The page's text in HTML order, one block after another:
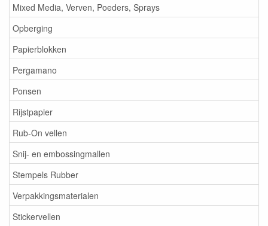
Mixed Media, Verven, Poeders, Sprays
Opberging
Papierblokken
Pergamano
Ponsen
Rijstpapier
Rub-On vellen
Snij- en embossingmallen
Stempels Rubber
Verpakkingsmaterialen
Stickervellen